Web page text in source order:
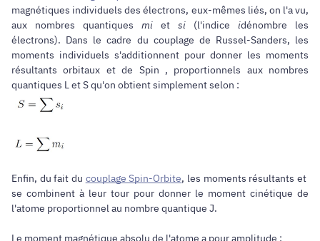
magnétiques individuels des électrons, eux-mêmes liés, on l'a vu,
aux nombres quantiques mi et si (l'indice idénombre les
électrons). Dans le cadre du couplage de Russel-Sanders, les
moments individuels s'additionnent pour donner les moments
résultants orbitaux et de Spin , proportionnels aux nombres
quantiques LetSqu'on obtient simplement selon :
Enfin, du fait du couplage Spin-Orbite, les moments résultants et
se combinent à leur tour pour donner le moment cinétique de
l'atome proportionnel au nombre quantique J.
Le moment magnétique absolu de l'atome a pour amplitude :